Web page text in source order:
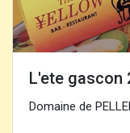
L'ete gascon
Domaine de